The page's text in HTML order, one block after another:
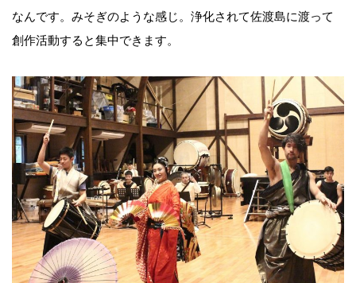
なんです。みそぎのような感じ。浄化されて佐渡島に渡って
創作活動すると集中できます。